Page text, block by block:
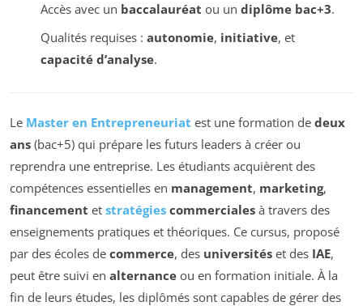
Accès avec un baccalauréat ou un diplôme bac+3.
Qualités requises : autonomie, initiative, et
capacité d’analyse.
Le Master en Entrepreneuriat est une formation de deux
ans (bac+5) qui prépare les futurs leaders à créer ou
reprendra une entreprise. Les étudiants acquièrent des
compétences essentielles en management, marketing,
financement et stratégies commerciales à travers des
enseignements pratiques et théoriques. Ce cursus, proposé
par des écoles de commerce, des universités et des IAE,
peut être suivi en alternance ou en formation initiale. À la
fin de leurs études, les diplômés sont capables de gérer des